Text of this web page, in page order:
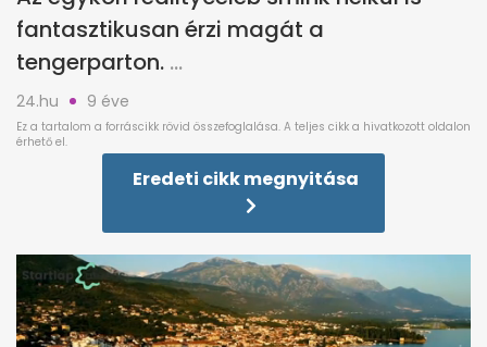
fantasztikusan érzi magát a
tengerparton.
24.hu 9 éve
Eredeti cikk megnyitása